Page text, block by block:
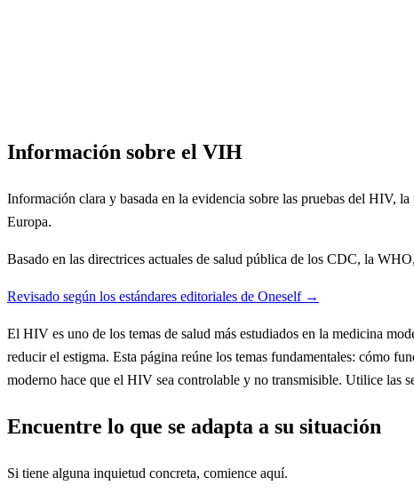
Información sobre el VIH
Información clara y basada en la evidencia sobre las pruebas del HIV,
Europa.
Basado en las directrices actuales de salud pública de los CDC, la
Revisado según los estándares editoriales de Oneself →
El HIV es uno de los temas de salud más estudiados en la medicina
reducir el estigma. Esta página reúne los temas fundamentales: cómo
moderno hace que el HIV sea controlable y no transmisible. Utilice las
Encuentre lo que se adapta a su situación
Si tiene alguna inquietud concreta, comience aquí.